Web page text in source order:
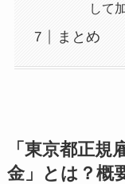
して
まとめ
「東京都正規
金」とは？概